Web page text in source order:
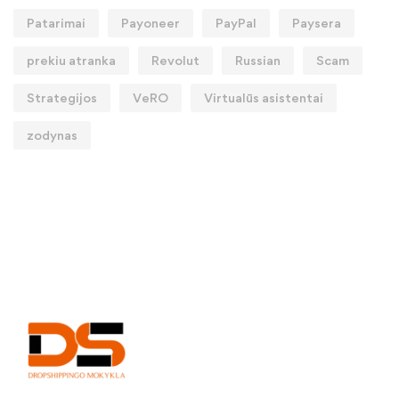
Patarimai Payoneer PayPal Paysera
prekiu atranka Revolut Russian Scam
Strategijos VeRO Virtualūs asistentai
zodynas